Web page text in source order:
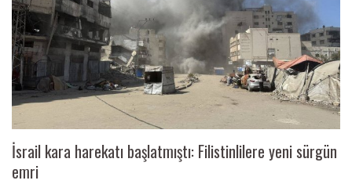
İsrail kara harekatı başlatmıştı: Filistinlilere yeni sürgün
emri